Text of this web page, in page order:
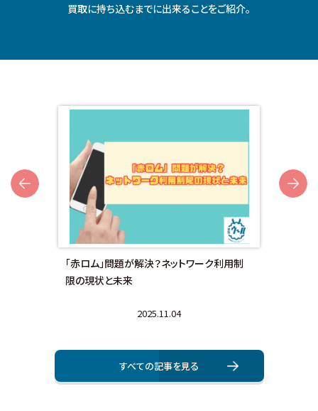
買取に持ち込むまでに出来ることをご紹介。
「赤ロム」問題が解決？ネットワーク利用制
限の現状と未来
2025.11.04
Next
すべての記事を⾒る